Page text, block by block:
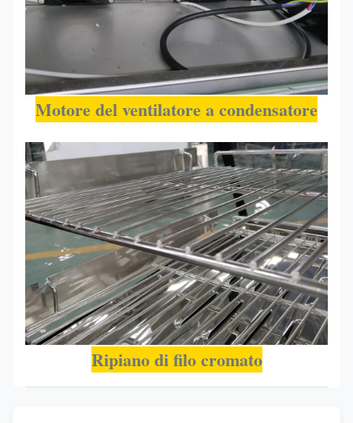
Motore del ventilatore a condensatore
Ripiano di filo cromato